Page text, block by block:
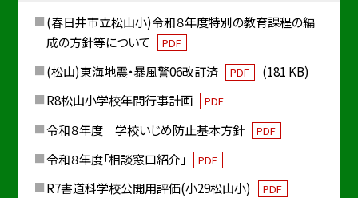
(春日井市立松山小)令和８年度特別の教育課程の編
成の方針等について
PDF
(松山)東海地震・暴風警06改訂済 PDF
(181 KB)
R8松山小学校年間行事計画
PDF
令和８年度 学校いじめ防止基本方針 PDF
令和８年度「相談窓口紹介」 PDF
R7書道科学校公開用評価(小29松山小) PDF